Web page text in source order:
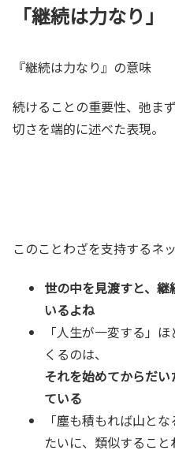
「継続は力なり」
『継続は力なり』の意味
続けることの重要性、弛ま
切さを端的に述べた表現。
このことわざを支持するネ
世の中を見渡すと、
いるよね
「人生が一変する」
くるのは、
それを始めてからだ
ている
「塵も積もれば山と
たいに、類似すること